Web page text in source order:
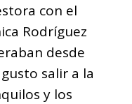
con el
Rodríguez
desde
salir a la
y los